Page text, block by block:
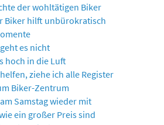
der wohltätigen Biker
Biker hilft unbürokratisch
es nicht
hoch in die Luft
ziehe ich alle Register
Biker-Zentrum
Samstag wieder mit
ein großer Preis sind